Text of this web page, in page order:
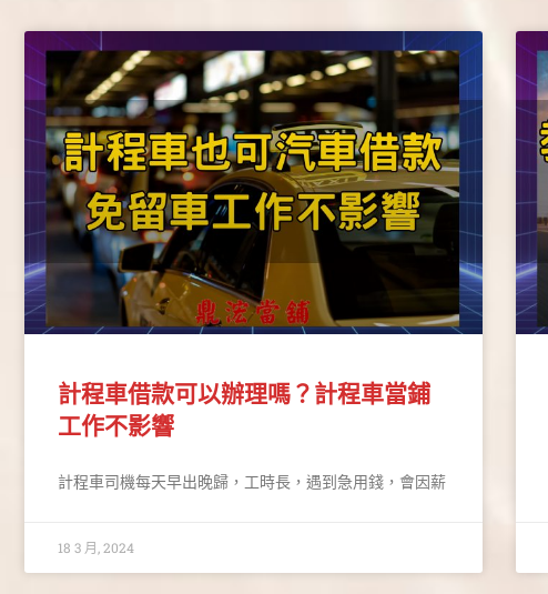
計程車借款可以辦理嗎？計程車當鋪
工作不影響
計程車司機每天早出晚歸，工時長，遇到急用錢，會因薪
18 3 月, 2024